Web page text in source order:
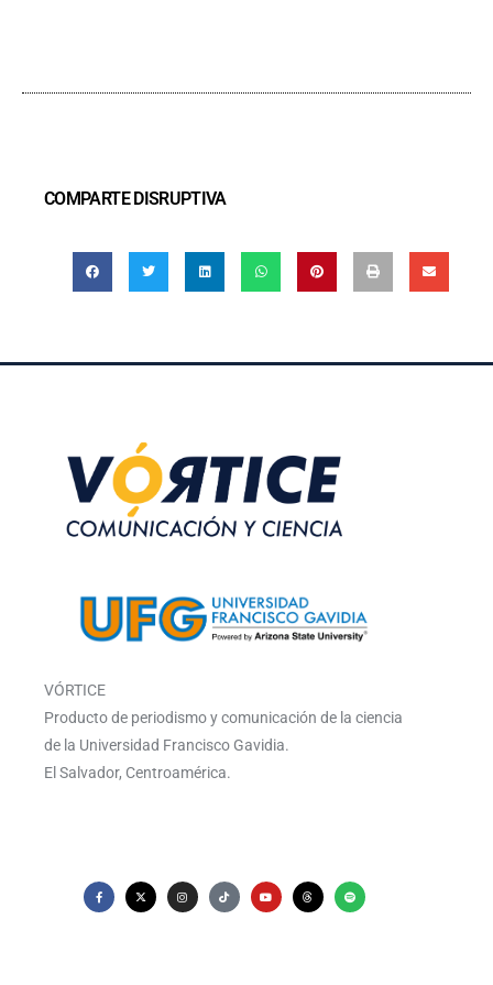
COMPARTE DISRUPTIVA
VÓRTICE
Producto de periodismo y comunicación de la ciencia
de la Universidad Francisco Gavidia.
El Salvador, Centroamérica.